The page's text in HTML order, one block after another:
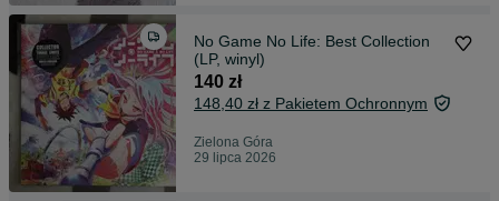
No Game No Life: Best Collection
(LP, winyl)
140 zł
148,40 zł z Pakietem Ochronnym
Zielona Góra
29 lipca 2026